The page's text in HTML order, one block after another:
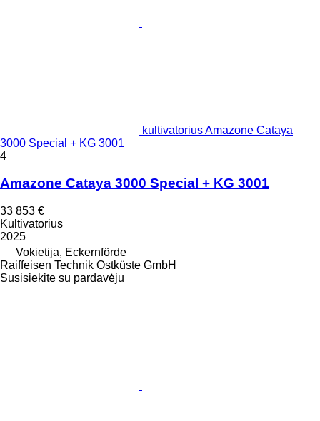
kultivatorius Amazone Cataya
3000 Special + KG 3001
4
Amazone Cataya 3000 Special + KG 3001
33 853 €
Kultivatorius
2025
Vokietija, Eckernförde
Raiffeisen Technik Ostküste GmbH
Susisiekite su pardavėju